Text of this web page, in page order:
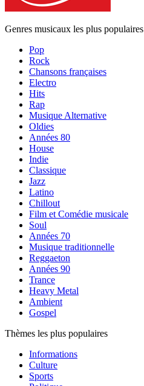
Genres musicaux les plus populaires
Pop
Rock
Chansons françaises
Electro
Hits
Rap
Musique Alternative
Oldies
Années 80
House
Indie
Classique
Jazz
Latino
Chillout
Film et Comédie musicale
Soul
Années 70
Musique traditionnelle
Reggaeton
Années 90
Trance
Heavy Metal
Ambient
Gospel
Thèmes les plus populaires
Informations
Culture
Sports